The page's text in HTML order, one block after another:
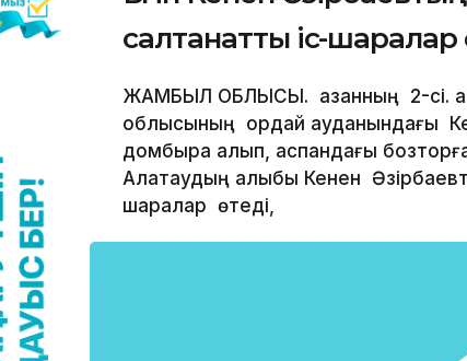
салтанатты іс-
ЖАМБЫЛ ОБЛЫСЫ. Қазанның 2-сі.
облысының Қордай ауданындағы
домбыра алып, аспандағы
Алатаудың алыбы Кенен
шаралар өтеді,